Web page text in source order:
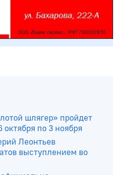
шлягер» пройдет
октября по 3 ноября
Леонтьев
выступлением во